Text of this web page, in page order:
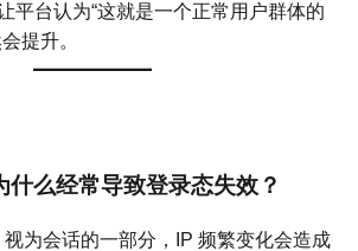
平台认为“这就是一个正常用户群体的
提升。
什么经常导致登录态失效？
视为会话的一部分，IP 频繁变化会造成